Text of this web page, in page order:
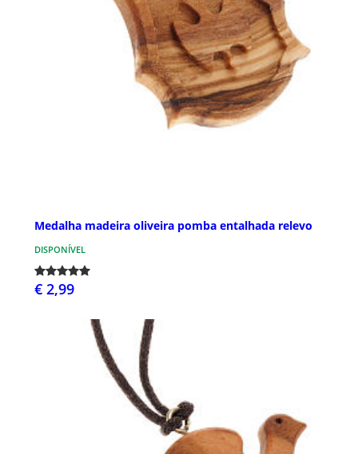
Medalha madeira oliveira pomba entalhada relevo
DISPONÍVEL
€ 2,99